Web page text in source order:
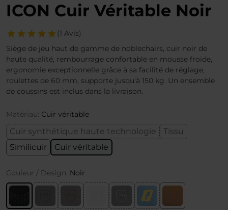
ICON Cuir Véritable Noir
(1 Avis)
Siège de jeu haut de gamme de noblechairs, cuir noir de
haute qualité, rembourrage confortable en mousse froide,
ergonomie exceptionnelle grâce à sa facilité de réglage,
roulettes de 60 mm, supporte jusqu'à 150 kg. Un ensemble
de coussins est inclus dans la livraison.
Matériau: Cuir véritable
Cuir synthétique haute technologie
Tissu
Similicuir
Cuir véritable
Couleur / Design: Noir